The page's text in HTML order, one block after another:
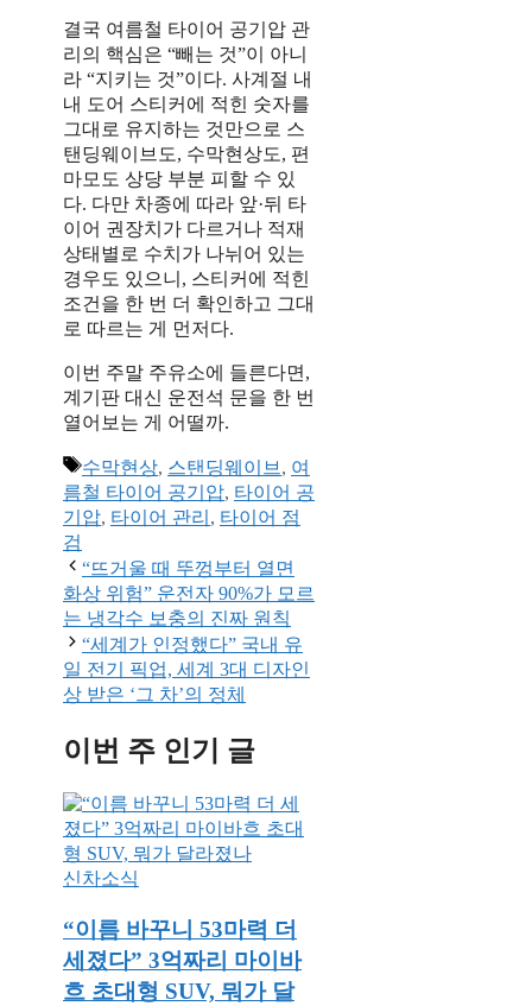
결국 여름철 타이어 공기압 관
리의 핵심은 “빼는 것”이 아니
라 “지키는 것”이다. 사계절 내
내 도어 스티커에 적힌 숫자를
그대로 유지하는 것만으로 스
탠딩웨이브도, 수막현상도, 편
마모도 상당 부분 피할 수 있
다. 다만 차종에 따라 앞·뒤 타
이어 권장치가 다르거나 적재
상태별로 수치가 나뉘어 있는
경우도 있으니, 스티커에 적힌
조건을 한 번 더 확인하고 그대
로 따르는 게 먼저다.
이번 주말 주유소에 들른다면,
계기판 대신 운전석 문을 한 번
열어보는 게 어떨까.
태
그
수막현상, 스탠딩웨이브 , 여
름철 타이어 공기압, 타이어 공
기압, 타이어 관리 , 타이어 점
검
“뜨거울 때 뚜껑부터 열면
화상 위험” 운전자 90%가 모르
는 냉각수 보충의 진짜 원칙
“세계가 인정했다” 국내 유
일 전기 픽업, 세계 3대 디자인
상 받은 ‘그 차’의 정체
이번 주 인기 글
신차소식
“이름 바꾸니 53마력 더
세졌다” 3억짜리 마이바
흐 초대형 SUV, 뭐가 달